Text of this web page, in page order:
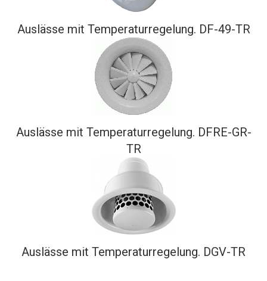
Auslässe mit Temperaturregelung. DF-49-TR
Auslässe mit Temperaturregelung. DFRE-GR-
TR
Auslässe mit Temperaturregelung. DGV-TR